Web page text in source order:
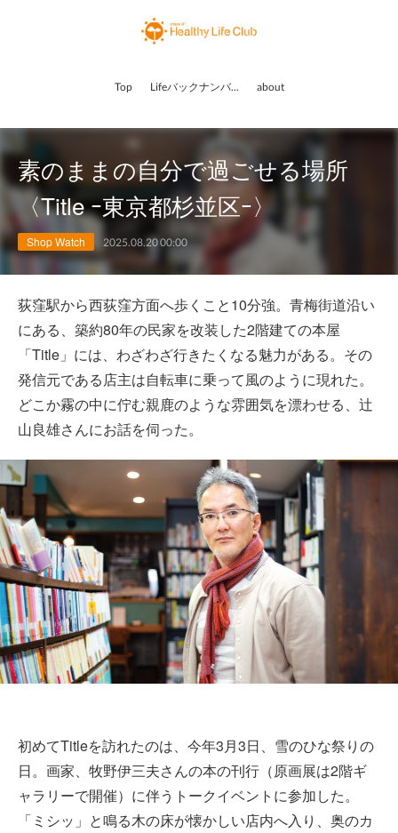
Top Lifeバックナンバー about
素のままの自分で過ごせる場所
〈Title ｰ東京都杉並区ｰ〉
Shop Watch 2025.08.20 00:00
荻窪駅から西荻窪方面へ歩くこと10分強。青梅街道沿い
にある、築約80年の民家を改装した2階建ての本屋
「Title」には、わざわざ行きたくなる魅力がある。その
発信元である店主は自転車に乗って風のように現れた。
どこか霧の中に佇む親鹿のような雰囲気を漂わせる、辻
山良雄さんにお話を伺った。
初めてTitleを訪れたのは、今年3月3日、雪のひな祭りの
日。画家、牧野伊三夫さんの本の刊行（原画展は2階ギ
ャラリーで開催）に伴うトークイベントに参加した。
「ミシッ」と鳴る木の床が懐かしい店内へ入り、奥のカ